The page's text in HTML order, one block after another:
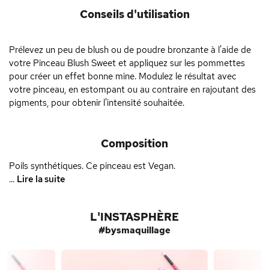
Conseils d'utilisation
Prélevez un peu de blush ou de poudre bronzante à l'aide de
votre Pinceau Blush Sweet et appliquez sur les pommettes
pour créer un effet bonne mine. Modulez le résultat avec
votre pinceau, en estompant ou au contraire en rajoutant des
pigments, pour obtenir l'intensité souhaitée.
Composition
Poils synthétiques. Ce pinceau est Vegan.
... Lire la suite
L'INSTASPHÈRE
#bysmaquillage